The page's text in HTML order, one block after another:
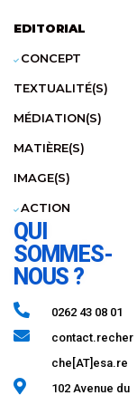
EDITORIAL
CONCEPT
TEXTUALITÉ(S)
MÉDIATION(S)
MATIÈRE(S)
IMAGE(S)
ACTION
QUI
SOMMES-
NOUS ?
0262 43 08 01​
contact.recher
che[AT]esa.re
102 Avenue du